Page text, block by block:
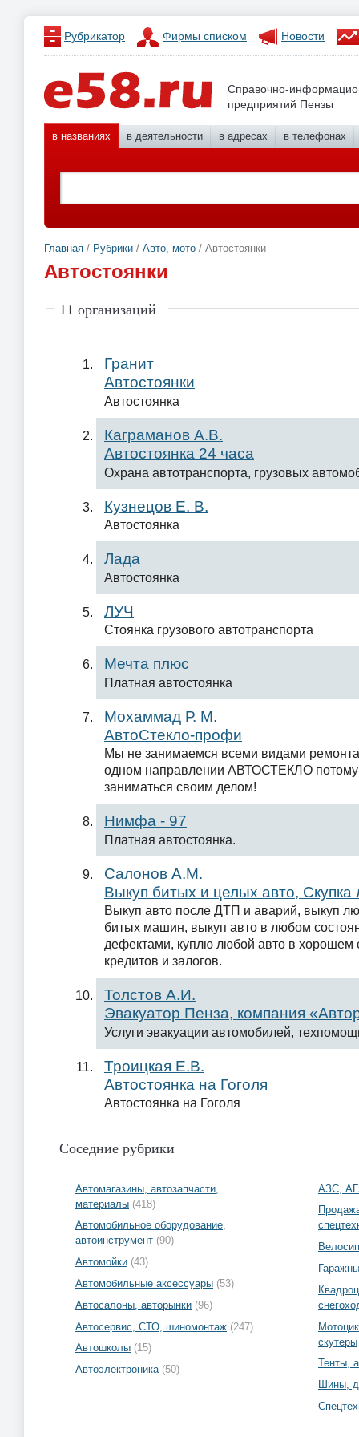
Рубрикатор Фирмы списком Новости
Справочно-
предприятий Пензы
в названиях в деятельности в адресах в телефонах
Главная / Рубрики / Авто, мото / Автостоянки
Автостоянки
11 организаций
Гранит
Автостоянки
Автостоянка
Каграманов А.В.
Автостоянка 24 часа
Охрана автотранспорта, грузовых
Кузнецов Е. В.
Автостоянка
Лада
Автостоянка
ЛУЧ
Стоянка грузового автотранспорта
Мечта плюс
Платная автостоянка
Мохаммад Р. М.
АвтоСтекло-профи
Мы не занимаемся всеми видами
одном направлении АВТОСТЕКЛО потому
заниматься своим делом!
Нимфа - 97
Платная автостоянка.
Салонов А.М.
Выкуп битых и целых авто,
Выкуп авто после ДТП и аварий, выкуп
битых машин, выкуп авто в любом
дефектами, куплю любой авто в хорошем
кредитов и залогов.
Толстов А.И.
Эвакуатор Пенза, компания
Услуги эвакуации автомобилей,
Троицкая Е.В.
Автостоянка на Гоголя
Автостоянка на Гоголя
Соседние рубрики
Автомагазины, автозапчасти,
материалы (418)
Автомобильное оборудование,
автоинструмент (90)
Автомойки (43)
Автомобильные аксессуары (53)
Автосалоны, авторынки (96)
Автосервис, СТО, шиномонтаж (247)
Автошколы (15)
Автоэлектроника (50)
АЗС,
скутеры
Тенты,
Шины,